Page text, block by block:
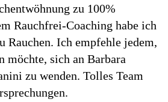
zu 100%
Rauchfrei-Coaching habe ich
Rauchen. Ich empfehle jedem,
möchte, sich an Barbara
zu wenden. Tolles Team